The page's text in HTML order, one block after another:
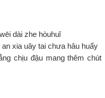
dài zhe hòuhuǐ
xia uây tai chưa hâu huẩy
chịu đậu mang thêm chút